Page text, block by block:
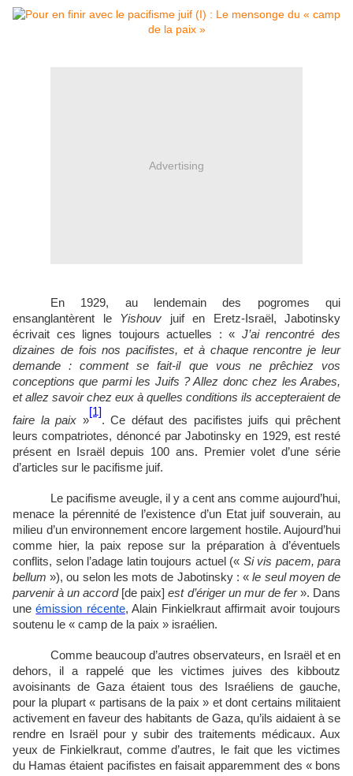
Advertising
En 1929, au lendemain des pogromes qui
ensanglantèrent le Yishouv juif en Eretz-Israël, Jabotinsky
écrivait ces lignes toujours actuelles : « J’ai rencontré des
dizaines de fois nos pacifistes, et à chaque rencontre je leur
demande : comment se fait-il que vous ne prêchiez vos
conceptions que parmi les Juifs ? Allez donc chez les Arabes,
et allez savoir chez eux à quelles conditions ils accepteraient de
faire la paix »
[1]
. Ce défaut des pacifistes juifs qui prêchent
leurs compatriotes, dénoncé par Jabotinsky en 1929, est resté
présent en Israël depuis 100 ans. Premier volet d’une série
d’articles sur le pacifisme juif.
Le pacifisme aveugle, il y a cent ans comme aujourd’hui,
menace la pérennité de l’existence d’un Etat juif souverain, au
milieu d’un environnement encore largement hostile. Aujourd’hui
comme hier, la paix repose sur la préparation à d’éventuels
conflits, selon l’adage latin toujours actuel (« Si vis pacem, para
bellum »), ou selon les mots de Jabotinsky : «le seul moyen de
parvenir à un accord [de paix] est d’ériger un mur de fer». Dans
uneémission récente, Alain Finkielkraut affirmait avoir toujours
soutenu le « camp de la paix » israélien.
Comme beaucoup d’autres observateurs, en Israël et en
dehors, il a rappelé que les victimes juives des kibboutz
avoisinants de Gaza étaient tous des Israéliens de gauche,
pour la plupart « partisans de la paix » et dont certains militaient
activement en faveur des habitants de Gaza, qu’ils aidaient à se
rendre en Israël pour y subir des traitements médicaux. Aux
yeux de Finkielkraut, comme d’autres, le fait que les victimes
du Hamas étaient pacifistes en faisait apparemment des « bons